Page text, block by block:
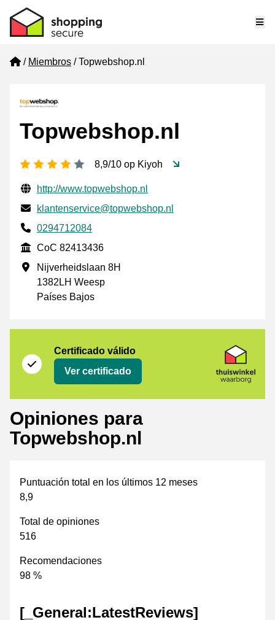
Home
Miembros Topwebshop.nl
Topwebshop.nl
[_General:NumberOfStarsPluralFormat]
8,9/10 op Kiyoh
Información de contacto verificada
Website URL
http://www.topwebshop.nl
Envía un correo electrónico a
klantenservice@topwebshop.nl
Phone number
0294712084
CoC
CoC 82413436
Dirección de la empresa
Nijverheidslaan 8H
1382LH Weesp
Países Bajos
Certificado válido
Ver certificado
Opiniones para
Topwebshop.nl
Puntuación total en los últimos 12 meses
8,9
Total de opiniones
516
Recomendaciones
98 %
[_General:LatestReviews]